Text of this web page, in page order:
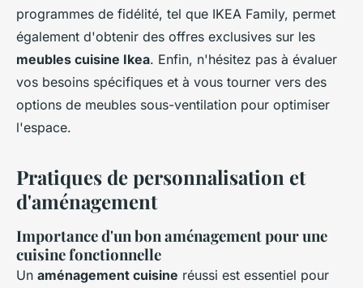
programmes de fidélité, tel que IKEA Family, permet
également d'obtenir des offres exclusives sur les
meubles cuisine Ikea. Enfin, n'hésitez pas à évaluer
vos besoins spécifiques et à vous tourner vers des
options de meubles sous-ventilation pour optimiser
l'espace.
Pratiques de personnalisation et
d'aménagement
Importance d'un bon aménagement pour une
cuisine fonctionnelle
Un aménagement cuisine réussi est essentiel pour